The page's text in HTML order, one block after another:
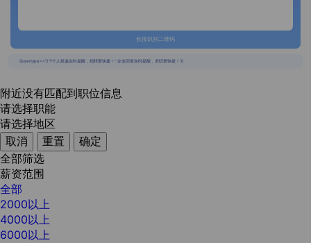
长按识别二维码
{{usertype=='2'?'个人投递实时提醒，招聘更快捷！':'企业回复实时提醒，求职更快捷！'}}
附近没有匹配到职位信息
请选择职能
请选择地区
取消
重置
确定
全部筛选
薪资范围
全部
2000以上
4000以上
6000以上